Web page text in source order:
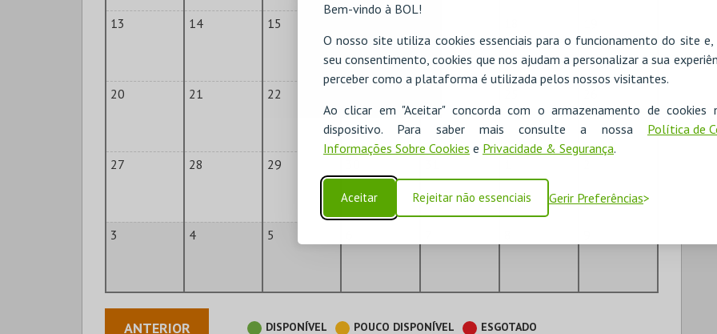
Bem-vindo à BOL!
O nosso site utiliza cookies essenciais para o funcionamento do site
seu consentimento, cookies que nos ajudam a personalizar a sua
perceber como a plataforma é utilizada pelos nossos visitantes.
Ao clicar em "Aceitar" concorda com o armazenamento de cookies
dispositivo. Para saber mais consulte a nossa Política de
Informações Sobre Cookies e Privacidade & Segurança.
Aceitar Rejeitar não essenciais Gerir Preferências
13 14 15
20 21 22
27 28 29
3 4 5
ANTERIOR DISPONÍVEL POUCO DISPONÍVEL ESGOTADO